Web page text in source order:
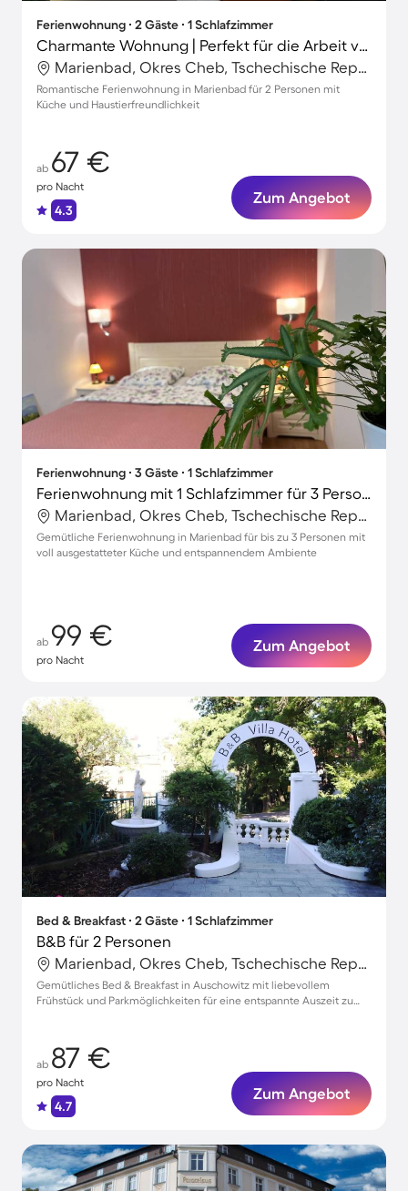
Ferienwohnung ∙ 2 Gäste ∙ 1 Schlafzimmer
Charmante Wohnung | Perfekt für die Arbeit von Zuhause | Haustierfreundlich
Marienbad, Okres Cheb, Tschechische Republik
Romantische Ferienwohnung in Marienbad für 2 Personen mit
Küche und Haustierfreundlichkeit
ab 67 €
pro Nacht
4.3
Zum Angebot
Ferienwohnung ∙ 3 Gäste ∙ 1 Schlafzimmer
Ferienwohnung mit 1 Schlafzimmer für 3 Personen
Marienbad, Okres Cheb, Tschechische Republik
Gemütliche Ferienwohnung in Marienbad für bis zu 3 Personen mit
voll ausgestatteter Küche und entspannendem Ambiente
ab 99 €
pro Nacht
Zum Angebot
Bed & Breakfast ∙ 2 Gäste ∙ 1 Schlafzimmer
B&B für 2 Personen
Marienbad, Okres Cheb, Tschechische Republik
Gemütliches Bed & Breakfast in Auschowitz mit liebevollem
Frühstück und Parkmöglichkeiten für eine entspannte Auszeit zu
ab 87 €
pro Nacht
4.7
Zum Angebot